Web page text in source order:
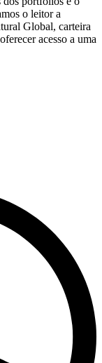
o leitor a
Global, carteira
acesso a uma